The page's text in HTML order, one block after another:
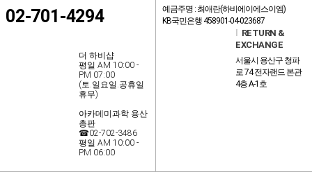
02-701-4294
더 하비샵
평일 AM 10:00 -
PM 07:00
(토.일요일.공휴일
휴무)
아카데미과학 용산
총판
☎02-702-3486
평일 AM 10:00 -
PM 06:00
예금주명 : 최애란(하비에이에스이엠)
KB국민은행 458901-04-023687
RETURN &
EXCHANGE
서울시 용산구 청파
로 74 전자랜드 본관
4층 A-1호